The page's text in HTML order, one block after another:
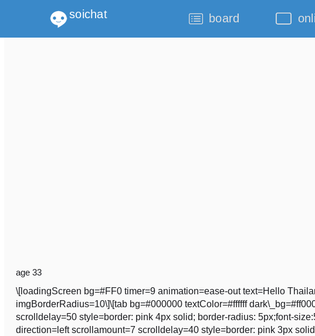
soichat board
age 33
\[loadingScreen bg=#FF0 timer=9 animation=ease-out text=Hello
imgBorderRadius=10\]\[tab bg=#000000 textColor=#ffffff
scrolldelay=50 style=border: pink 4px solid; border-radius: 5px;font-
direction=left scrollamount=7 scrolldelay=40 style=border: pink 3px